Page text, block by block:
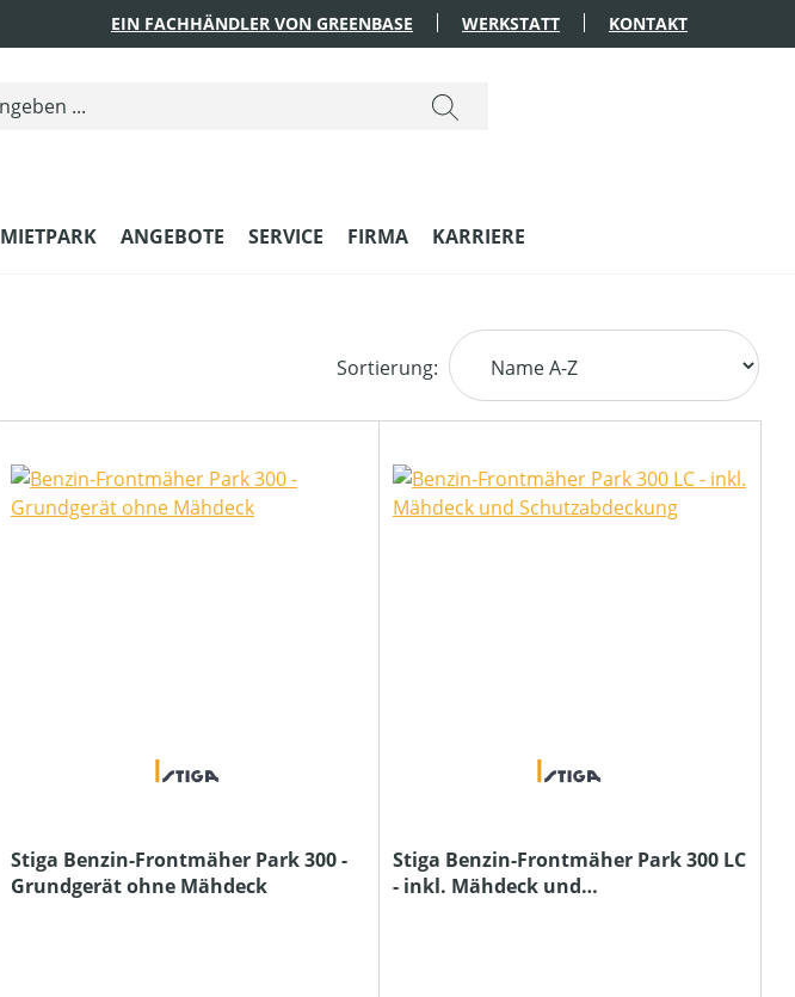
EIN FACHHÄNDLER VON GREENBASE WERKSTATT KONTAKT
MIETPARK ANGEBOTE SERVICE FIRMA KARRIERE
Sortierung:
Stiga Benzin-Frontmäher Park 300 -
Grundgerät ohne Mähdeck
Stiga Benzin-Frontmäher Park 300 LC
- inkl. Mähdeck und